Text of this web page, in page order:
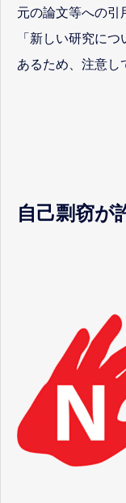
元の論文等への引
「新しい研究に
あるため、注意し
自己剽窃が